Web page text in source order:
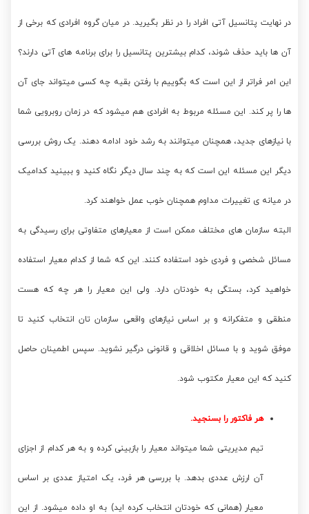
در نهایت پتانسیل آتی افراد را در نظر بگیرید. در میان گروه افرادی که برخی از
آن ها باید حذف شوند، کدام بیشترین پتانسیل را برای برنامه های آتی دارند؟
این امر فراتر از این است که بگوییم با رفتن بقیه چه کسی میتواند جای آن
ها را پر کند. این مسئله مربوط به افرادی هم میشود که در زمان روبرویی شما
با نیازهای جدید، همچنان میتوانند به رشد خود ادامه دهند. یک روش بررسی
دیگر این مسئله این است که به چند سال دیگر نگاه کنید و ببینید کدامیک
در میانه ی تغییرات مداوم همچنان خوب عمل خواهند کرد.
البته سازمان های مختلف ممکن است از معیارهای متفاوتی برای رسیدگی به
مسائل شخصی و فردی خود استفاده کنند. این که شما از کدام معیار استفاده
خواهید کرد، بستگی به خودتان دارد. ولی این معیار را هر چه که هست
منطقی و متفکرانه و بر اساس نیازهای واقعی سازمان تان انتخاب کنید تا
موفق شوید و با مسائل اخلاقی و قانونی درگیر نشوید. سپس اطمینان حاصل
کنید که این معیار مکتوب شود.
هر فاکتور را بسنجید.
تیم مدیریتی شما میتواند معیار را بازبینی کرده و به هر کدام از اجزای
آن ارزش عددی بدهد. با بررسی هر فرد، یک امتیاز عددی بر اساس
معیار (همانی که خودتان انتخاب کرده اید) به او داده میشود. از این